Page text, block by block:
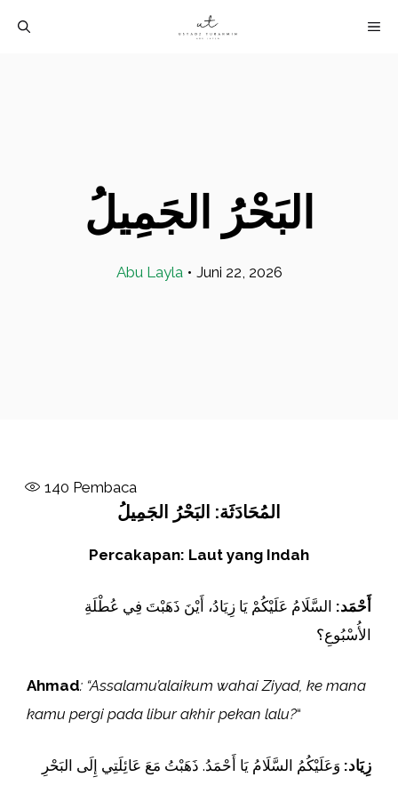
البَحْرُ الجَمِيلُ
Abu Layla • Juni 22, 2026
140 Pembaca
المُحَادَثَة: البَحْرُ الجَمِيلُ
Percakapan: Laut yang Indah
أَحْمَد: السَّلَامُ عَلَيْكُمْ يَا زِيَادُ، أَيْنَ ذَهَبْتَ فِي عُطْلَةِ
الأُسْبُوعِ؟
Ahmad: “Assalamu’alaikum wahai Ziyad, ke mana
kamu pergi pada libur akhir pekan lalu?“
زِيَاد: وَعَلَيْكُمُ السَّلَامُ يَا أَحْمَدُ. ذَهَبْتُ مَعَ عَائِلَتِي إِلَى البَحْرِ